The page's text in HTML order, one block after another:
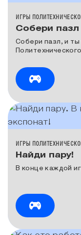
КАТЕГОРИЯ МЕДИА
ИГРЫ
Собери пазл
Собери пазл, и ты
КАТЕГОРИЯ МЕДИА
ИГРЫ
Найди пару!
В конце каждой